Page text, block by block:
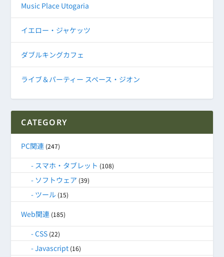
Music Place Utogaria
イエロー・ジャケッツ
ダブルキングカフェ
ライブ＆パーティー スペース・ジオン
CATEGORY
PC関連 (247)
スマホ・タブレット (108)
ソフトウェア (39)
ツール (15)
Web関連 (185)
CSS (22)
Javascript (16)